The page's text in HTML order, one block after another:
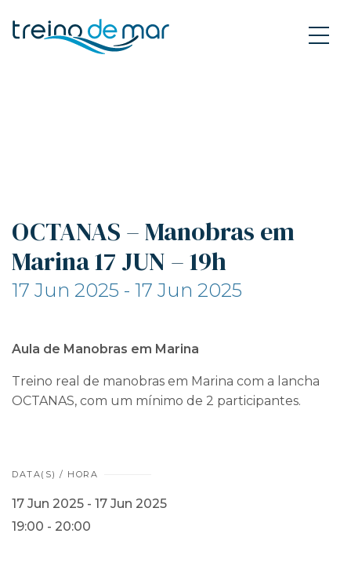
OCTANAS – Manobras em
Marina 17 JUN – 19h
17 Jun 2025 - 17 Jun 2025
Aula de Manobras em Marina
Treino real de manobras em Marina com a lancha
OCTANAS, com um mínimo de 2 participantes.
DATA(S) / HORA
17 Jun 2025 - 17 Jun 2025
19:00 - 20:00